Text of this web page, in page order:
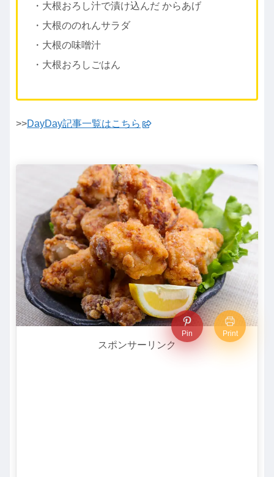
・大根おろし汁で漬け込んだ からあげ
・大根ののれんサラダ
・大根の味噌汁
・大根おろしごはん
>>DayDay記事一覧はこちら
Pin Print
スポンサーリンク